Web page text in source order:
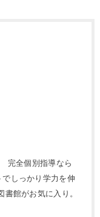
完全個別指導なら
しっかり学力を伸
館がお気に入り。